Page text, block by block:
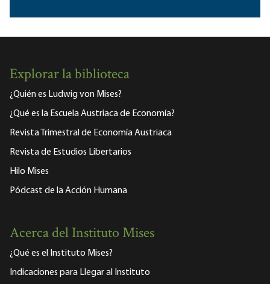
Explorar la biblioteca
¿Quién es Ludwig von Mises?
¿Qué es la Escuela Austriaca de Economía?
Revista Trimestral de Economía Austriaca
Revista de Estudios Libertarios
Hilo Mises
Pódcast de la Acción Humana
Acerca del Instituto Mises
¿Qué es el Instituto Mises?
Indicaciones para Llegar al Instituto